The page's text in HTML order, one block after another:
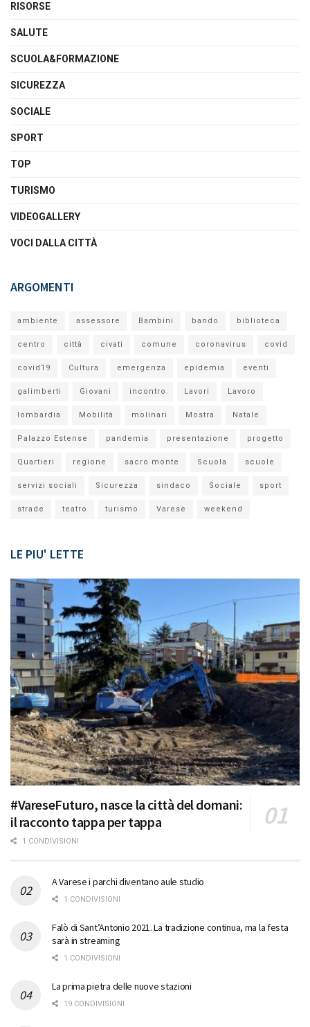
RISORSE
SALUTE
SCUOLA&FORMAZIONE
SICUREZZA
SOCIALE
SPORT
TOP
TURISMO
VIDEOGALLERY
VOCI DALLA CITTÀ
ARGOMENTI
ambiente assessore Bambini bando biblioteca
centro città civati comune coronavirus covid
covid19 Cultura emergenza epidemia eventi
galimberti Giovani incontro Lavori Lavoro
lombardia Mobilità molinari Mostra Natale
Palazzo Estense pandemia presentazione progetto
Quartieri regione sacro monte Scuola scuole
servizi sociali Sicurezza sindaco Sociale sport
strade teatro turismo Varese weekend
LE PIU' LETTE
#VareseFuturo, nasce la città del domani:
il racconto tappa per tappa
1 CONDIVISIONI
A Varese i parchi diventano aule studio
1 CONDIVISIONI
Falò di Sant’Antonio 2021. La tradizione continua, ma la festa
sarà in streaming
1 CONDIVISIONI
La prima pietra delle nuove stazioni
19 CONDIVISIONI